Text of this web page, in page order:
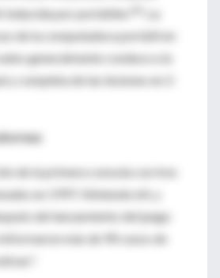
inducida por portátiles
de la computadora portátil en
generalmente conduce a la
y completa de las lesiones en 2-
de la primera consola con tres
en 1997, Nintendo 64, y
del lanzamiento del juego
informaron más de 90 casos de